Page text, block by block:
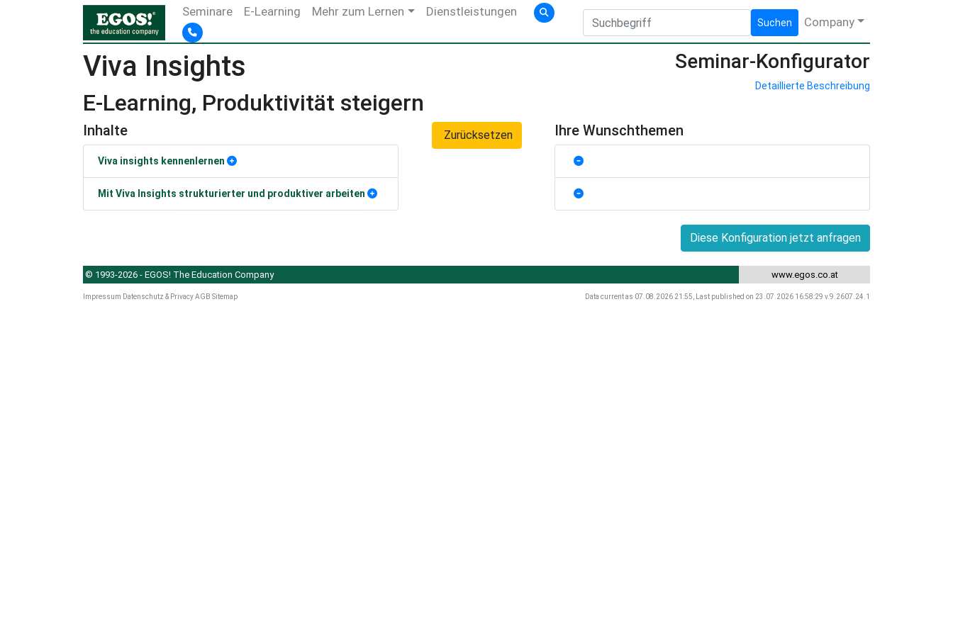
Seminare E-Learning Mehr zum Lernen Dienstleistungen
Suchen Company
Viva Insights
E-Learning, Produktivität steigern
Seminar-Konfigurator
Detaillierte Beschreibung
Inhalte
Viva insights kennenlernen
Mit Viva Insights strukturierter und produktiver arbeiten
Zurücksetzen Ihre Wunschthemen
Diese Konfiguration jetzt anfragen
© 1993-2026 - EGOS! The Education Company www.egos.co.at
Impressum Datenschutz & PrivacyAGB Sitemap Data current as 07.08.2026 21:55, Last published on 23.07.2026 16:58:29 v.9.2607.24.1